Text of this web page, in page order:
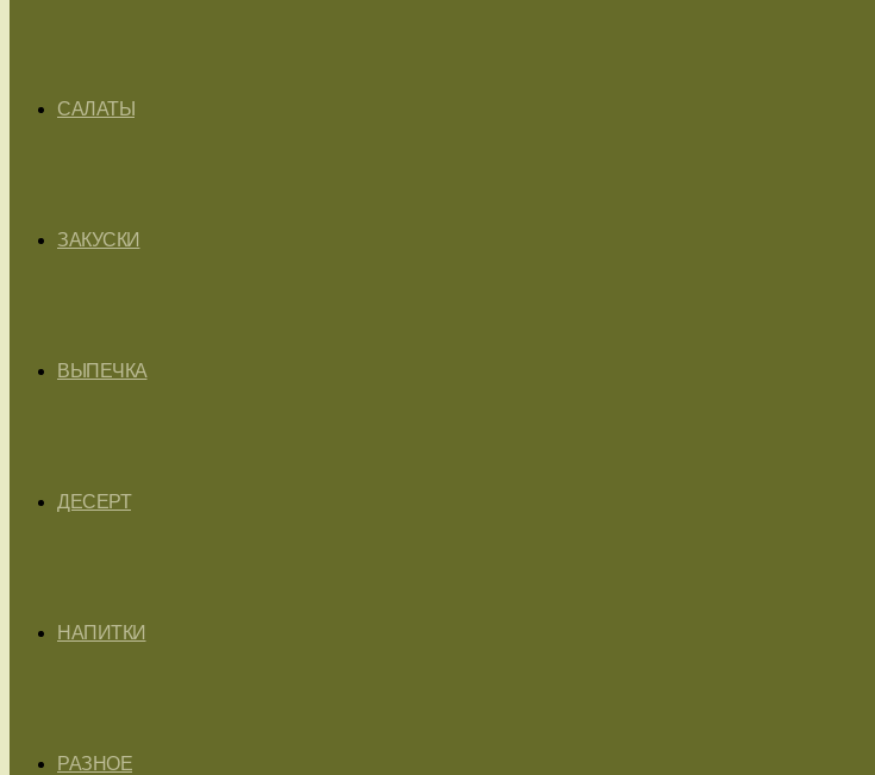
САЛАТЫ
ЗАКУСКИ
ВЫПЕЧКА
ДЕСЕРТ
НАПИТКИ
РАЗНОЕ